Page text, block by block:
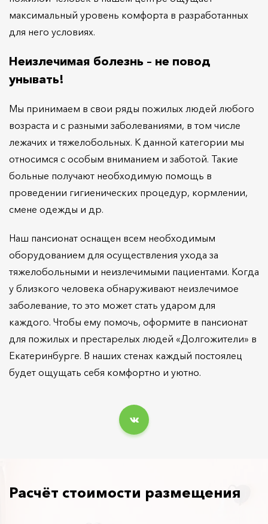
максимальный уровень комфорта в разработанных
для него условиях.
Неизлечимая болезнь – не повод
унывать!
Мы принимаем в свои ряды пожилых людей любого
возраста и с разными заболеваниями, в том числе
лежачих и тяжелобольных. К данной категории мы
относимся с особым вниманием и заботой. Такие
больные получают необходимую помощь в
проведении гигиенических процедур, кормлении,
смене одежды и др.
Наш пансионат оснащен всем необходимым
оборудованием для осуществления ухода за
тяжелобольными и неизлечимыми пациентами. Когда
у близкого человека обнаруживают неизлечимое
заболевание, то это может стать ударом для
каждого. Чтобы ему помочь, оформите в пансионат
для пожилых и престарелых людей «Долгожители» в
Екатеринбурге. В наших стенах каждый постоялец
будет ощущать себя комфортно и уютно.
Расчёт стоимости размещения